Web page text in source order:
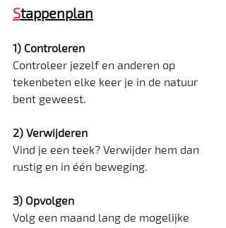
Stappenplan
1) Controleren​
Controleer jezelf en anderen op
tekenbeten elke keer je in de natuur
bent geweest.
2) Verwijderen​
Vind je een teek? Verwijder hem dan
rustig en in één beweging.
3) Opvolgen​
​Volg een maand lang de mogelijke